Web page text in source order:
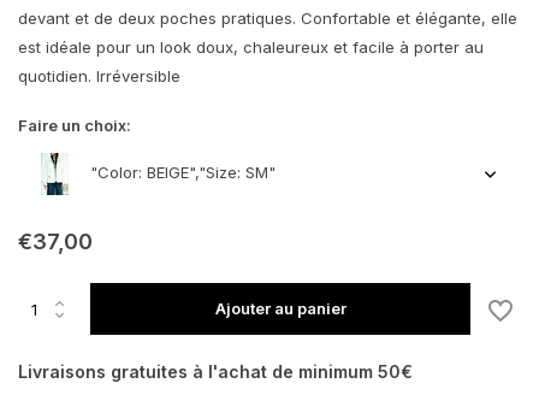
devant et de deux poches pratiques. Confortable et élégante, elle
est idéale pour un look doux, chaleureux et facile à porter au
quotidien. Irréversible
Faire un choix:
"Color: BEIGE","Size: SM"
€37,00
Ajouter au panier
Livraisons gratuites à l'achat de minimum 50€